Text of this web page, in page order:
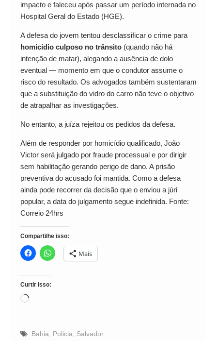
impacto e faleceu após passar um período internada no
Hospital Geral do Estado (HGE).
A defesa do jovem tentou desclassificar o crime para
homicídio culposo no trânsito(quando não há
intenção de matar), alegando a ausência de dolo
eventual — momento em que o condutor assume o
risco do resultado. Os advogados também sustentaram
que a substituição do vidro do carro não teve o objetivo
de atrapalhar as investigações.
No entanto, a juíza rejeitou os pedidos da defesa.
Além de responder por homicídio qualificado, João
Victor será julgado por fraude processual e por dirigir
sem habilitação gerando perigo de dano. A prisão
preventiva do acusado foi mantida. Como a defesa
ainda pode recorrer da decisão que o enviou a júri
popular, a data do julgamento segue indefinida. Fonte:
Correio 24hrs
Compartilhe isso:
Mais
Curtir isso:
Carregando...
Bahia, Policia, Salvador